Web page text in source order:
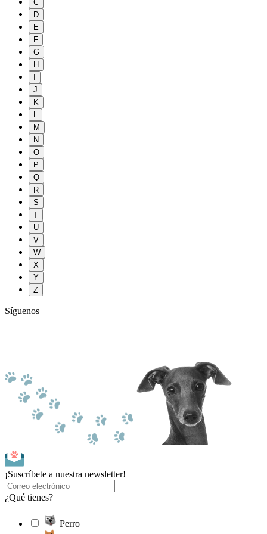
C
D
E
F
G
H
J
K
L
M
N
O
P
Q
R
S
T
U
V
W
X
Y
Z
Síguenos
¡Suscríbete a nuestra newsletter!
¿Qué tienes?
Perro